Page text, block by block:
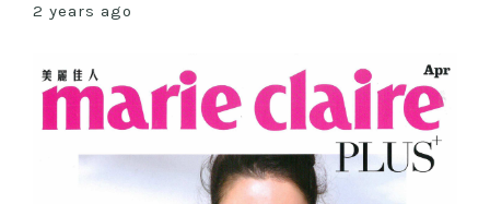
2 years ago